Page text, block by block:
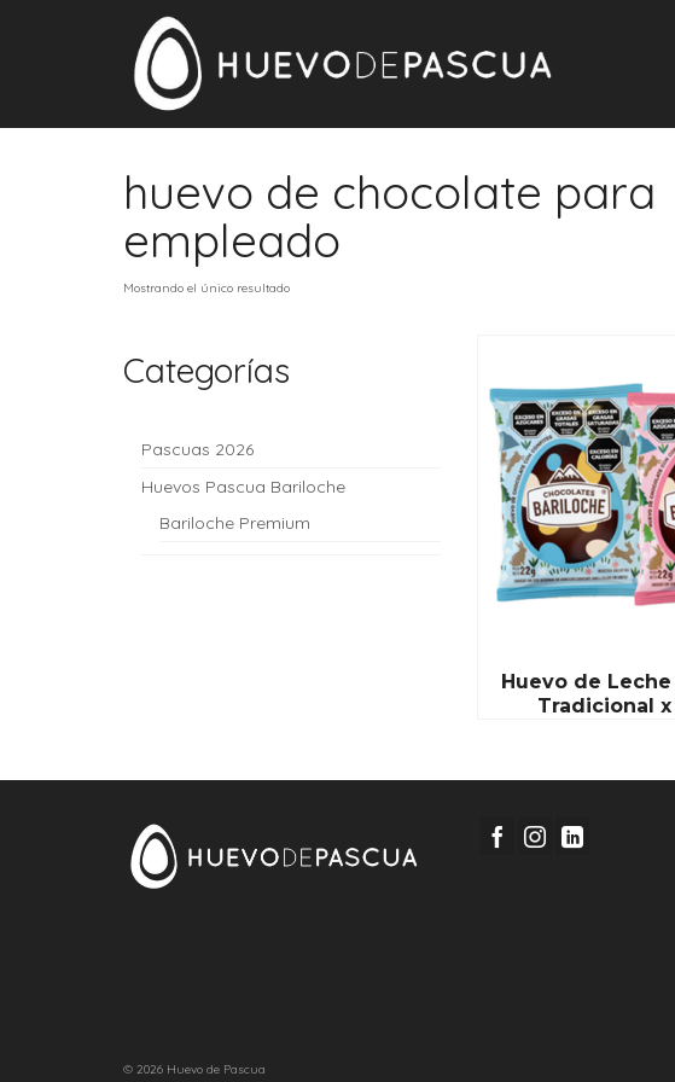
huevo de chocolate para
empleado
Mostrando el único resultado
Huevo de
Tradicional
Categorías
Pascuas 2026
Huevos Pascua Bariloche
Bariloche Premium
© 2026 Huevo de Pascua